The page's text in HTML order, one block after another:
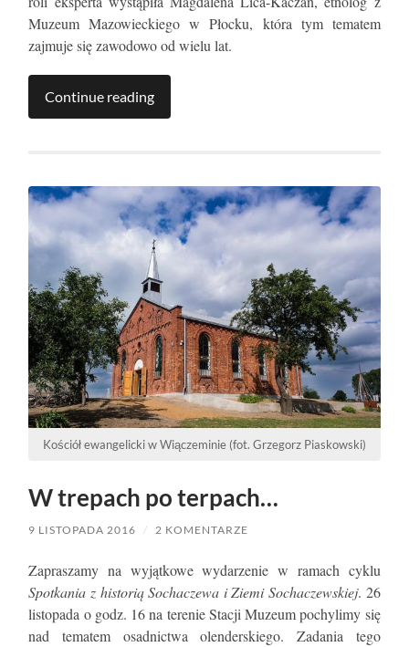
Muzeum Mazowieckiego w Płocku, która tym tematem
zajmuje się zawodowo od wielu lat.
Continue reading
Kościół ewangelicki w Wiączeminie (fot. Grzegorz Piaskowski)
W trepach po terpach…
9 LISTOPADA 2016 / 2 KOMENTARZE
Zapraszamy na wyjątkowe wydarzenie w ramach cyklu
Spotkania z historią Sochaczewa i Ziemi Sochaczewskiej. 26
listopada o godz. 16 na terenie Stacji Muzeum pochylimy się
nad tematem osadnictwa olenderskiego. Zadania tego